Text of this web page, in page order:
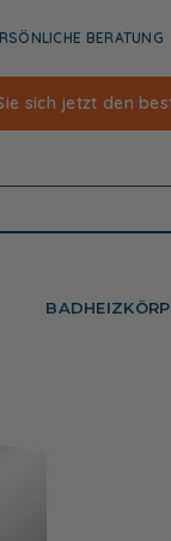
BERATUNG
sich jetzt den